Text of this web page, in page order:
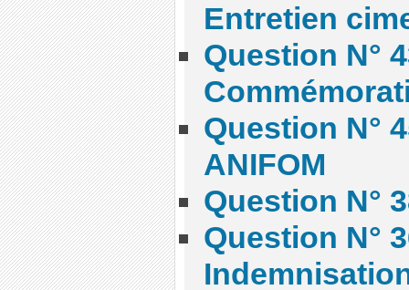
Entretien
Question N°
Question N°
ANIFOM
Question N°
Question N°